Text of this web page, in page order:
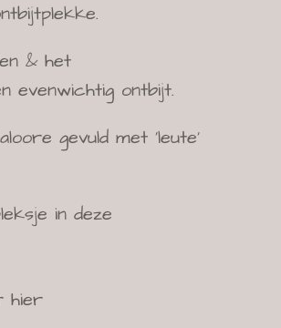
& het
evenwichtig ontbijt.
gevuld met ‘leute’
in deze
hier